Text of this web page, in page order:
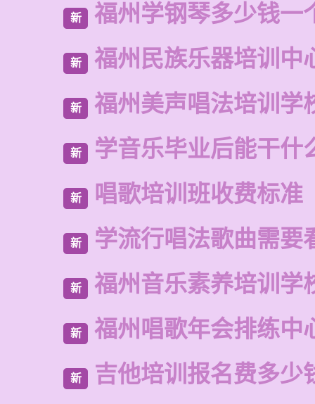
新 福州学钢琴多少钱一
新 福州民族乐器培训中
新 福州美声唱法培训学
新 学音乐毕业后能干什
新 唱歌培训班收费标准
新 学流行唱法歌曲需要
新 福州音乐素养培训学
新 福州唱歌年会排练中
新 吉他培训报名费多少